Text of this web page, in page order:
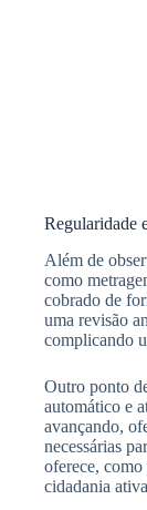
Regularidade
Além de
como
cobrado de
uma revisão
complicando
Outro ponto
automático e
avançando,
necessárias
oferece,
cidadania